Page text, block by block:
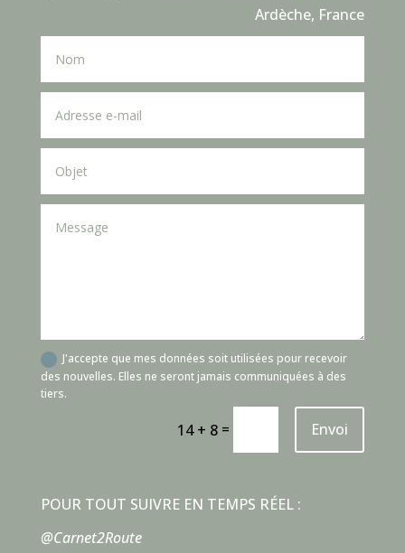
Ardèche, France
J'accepte que mes données soit utilisées pour recevoir
des nouvelles. Elles ne seront jamais communiquées à des
tiers.
14 + 8 = Envoi
POUR TOUT SUIVRE EN TEMPS RÉEL :
@Carnet2Route